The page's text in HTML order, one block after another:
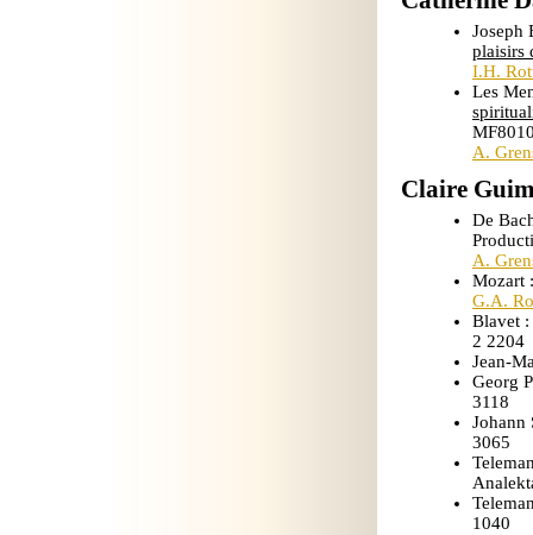
Joseph
plaisirs
I.H.
Les
A.
Claire
De
A.
Mozart
G.A.
Blavet :
2 2204
Jean-
Georg
3118
Johann
3065
1040